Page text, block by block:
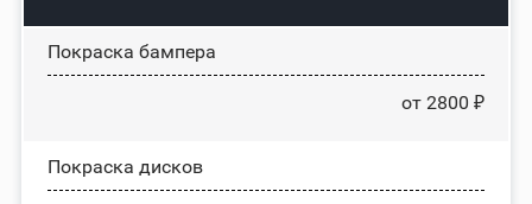
Покраска бампера
от 2800 ₽
Покраска дисков